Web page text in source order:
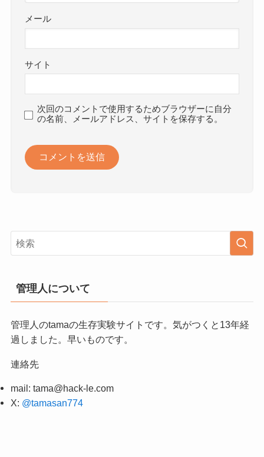
メール
サイト
次回のコメントで使用するためブラウザーに自分
の名前、メールアドレス、サイトを保存する。
管理人について
管理人のtamaの生存実験サイトです。気がつくと13年経
過しました。早いものです。
連絡先
mail: tama@hack-le.com
X: @tamasan774